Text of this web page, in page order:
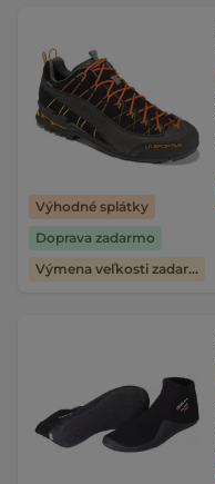
Výhodné splátky
Doprava zadarmo
Výmena veľkosti zadarmo